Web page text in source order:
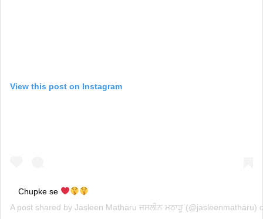
View this post on Instagram
Chupke se
A post shared by Jasleen Matharu ਜਸਲੀਨ ਮਠਾੜੂ (@jasleenmatharu)